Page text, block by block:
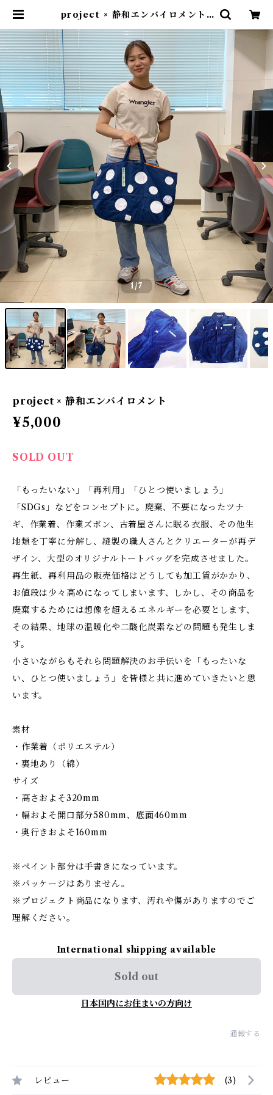
project × 静和エンバイロメント |
e ｜ デザインストア
1/7
project × 静和エンバイロメント
¥5,000
SOLD OUT
「もったいない」「再利用」「ひとつ使いましょう」
「SDGs」などをコンセプトに。廃棄、不要になったツナ
ギ、作業着、作業ズボン、古着屋さんに眠る衣服、その他生
地類を丁寧に分解し、縫製の職人さんとクリエーターが再デ
ザイン、大型のオリジナルトートバッグを完成させました。
再生紙、再利用品の販売価格はどうしても加工賃がかかり、
お値段は少々高めになってしまいます、しかし、その商品を
廃棄するためには想像を超えるエネルギーを必要とします、
その結果、地球の温暖化や二酸化炭素などの問題も発生しま
す。
小さいながらもそれら問題解決のお手伝いを「もったいな
い、ひとつ使いましょう」を皆様と共に進めていきたいと思
います。
素材
・作業着（ポリエステル）
・裏地あり（綿）
サイズ
・高さおよそ320mm
・幅およそ開口部分580mm、底面460mm
・奥行きおよそ160mm
※ペイント部分は手書きになっています。
※パッケージはありません。
※プロジェクト商品になります、汚れや傷がありますのでご
理解ください。
International shipping available
Sold out
日本国内にお住まいの方向け
通報する
レビュー (3)